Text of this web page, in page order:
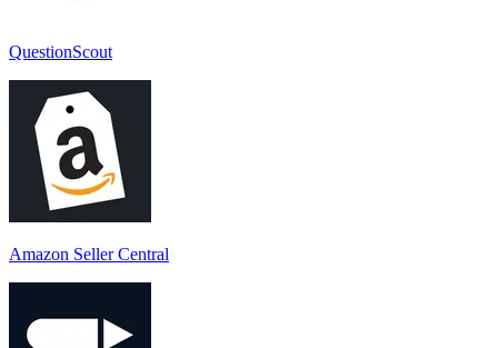
QuestionScout
Amazon Seller Central